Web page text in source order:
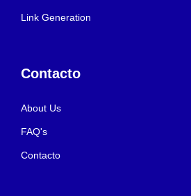
Link Generation
Contacto
About Us
FAQ's
Contacto